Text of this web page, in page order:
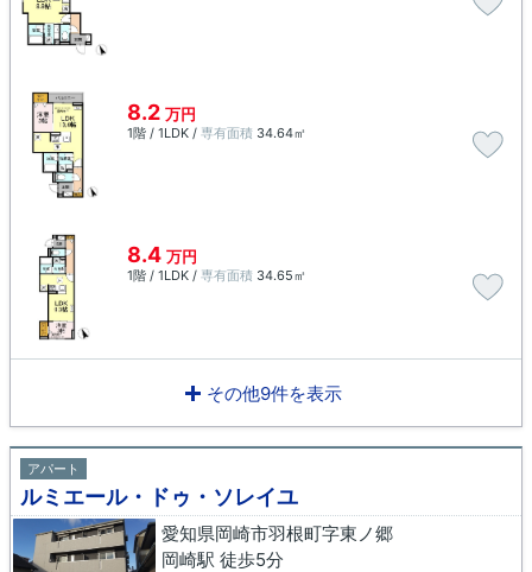
8.2 万円
1階 / 1LDK / 専有面積 34.64㎡
8.4 万円
1階 / 1LDK / 専有面積 34.65㎡
その他9件を表示
アパート
ルミエール・ドゥ・ソレイユ
愛知県岡崎市羽根町字東ノ郷
岡崎駅 徒歩5分